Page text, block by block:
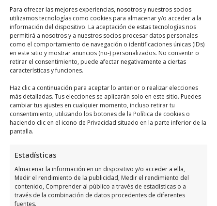
Para ofrecer las mejores experiencias, nosotros y nuestros socios
utilizamos tecnologías como cookies para almacenar y/o acceder a la
información del dispositivo. La aceptación de estas tecnologías nos
permitirá a nosotros y a nuestros socios procesar datos personales
como el comportamiento de navegación o identificaciones únicas (IDs)
en este sitio y mostrar anuncios (no-) personalizados. No consentir o
retirar el consentimiento, puede afectar negativamente a ciertas
características y funciones.
Haz clic a continuación para aceptar lo anterior o realizar elecciones
más detalladas. Tus elecciones se aplicarán solo en este sitio. Puedes
cambiar tus ajustes en cualquier momento, incluso retirar tu
consentimiento, utilizando los botones de la Política de cookies o
haciendo clic en el icono de Privacidad situado en la parte inferior de la
pantalla.
Estadísticas
Almacenar la información en un dispositivo y/o acceder a ella,
Medir el rendimiento de la publicidad, Medir el rendimiento del
contenido, Comprender al público a través de estadísticas o a
través de la combinación de datos procedentes de diferentes
fuentes.
Llamar Ahora
Como llegar a Buildr
se encuentra ubicado en Orihuela
Costa, utiliza el siguientemapa para llegar
fácilmente:
Haz clic para aceptar márketing cookies y
habilitar este contenido